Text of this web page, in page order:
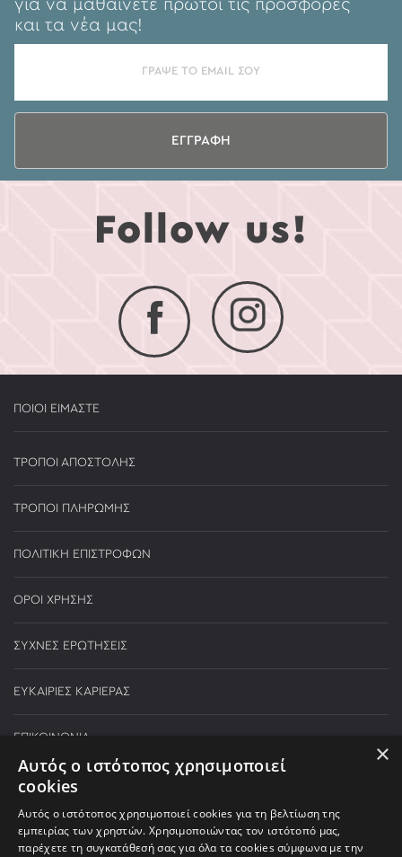
για να μαθαίνετε πρώτοι τις προσφορές
και τα νέα μας!
ΕΓΓΡΑΦΗ
Follow us!
ΠΟΙΟΙ ΕΙΜΑΣΤΕ
ΤΡΟΠΟΙ ΑΠΟΣΤΟΛΗΣ
ΤΡΟΠΟΙ ΠΛΗΡΩΜΗΣ
ΠΟΛΙΤΙΚΗ ΕΠΙΣΤΡΟΦΩΝ
ΟΡΟΙ ΧΡΗΣΗΣ
ΣΥΧΝΕΣ ΕΡΩΤΗΣΕΙΣ
ΕΥΚΑΙΡΙΕΣ ΚΑΡΙΕΡΑΣ
ΕΠΙΚΟΙΝΩΝΙΑ
210 590 5000
×
Αυτός ο ιστότοπος χρησιμοποιεί
cookies
Αυτός ο ιστότοπος χρησιμοποιεί cookies για τη βελτίωση της
εμπειρίας των χρηστών. Χρησιμοποιώντας τον ιστότοπό μας,
παρέχετε τη συγκατάθεσή σας για όλα τα cookies σύμφωνα με την